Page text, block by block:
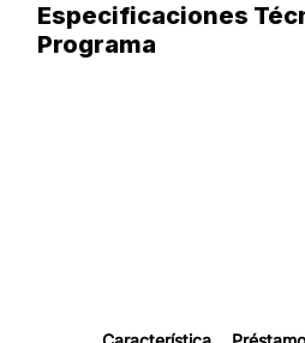
Especificaciones
Programa